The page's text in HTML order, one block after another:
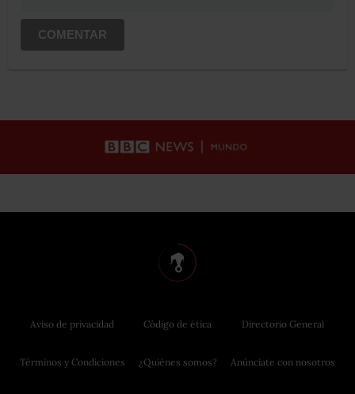
COMENTAR
Aviso de privacidad
Términos y Condiciones
Código de ética
¿Quiénes somos?
Directorio General
Anúnciate con nosotros